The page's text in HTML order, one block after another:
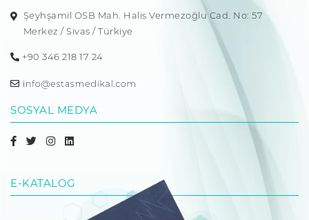
Şeyhşamil OSB Mah. Halis Vermezoğlu Cad. No: 57
Merkez / Sivas / Türkiye
+90 346 218 17 24
SOSYAL MEDYA
E-KATALOG